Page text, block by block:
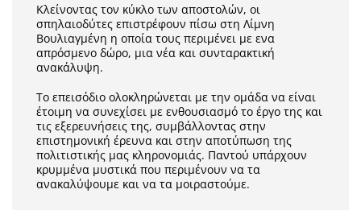
Κλείνοντας τον κύκλο των αποστολών, οι
σπηλαιοδύτες επιστρέφουν πίσω στη Λίμνη
Βουλιαγμένη η οποία τους περιμένει με ενα
απρόσμενο δώρο, μια νέα και συνταρακτική
ανακάλυψη.
Το επεισόδιο ολοκληρώνεται με την ομάδα να είναι
έτοιμη να συνεχίσει με ενθουσιασμό το έργο της και
τις εξερευνήσεις της, συμβάλλοντας στην
επιστημονική έρευνα και στην αποτύπωση της
πολιτιστικής μας κληρονομιάς. Παντού υπάρχουν
κρυμμένα μυστικά που περιμένουν να τα
ανακαλύψουμε και να τα μοιραστούμε.